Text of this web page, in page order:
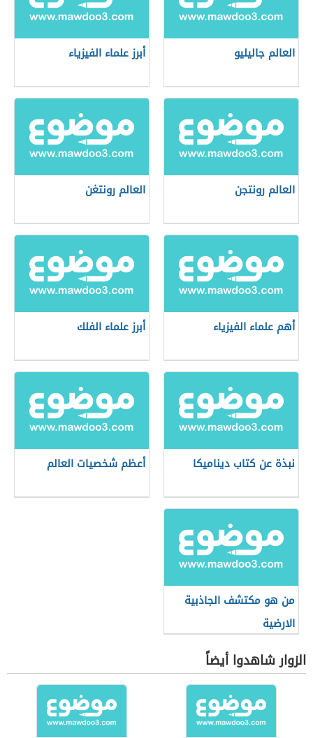
العالم جاليليو أبرز علماء الفيزياء
العالم رونتجن العالم رونتغن
أهم علماء الفيزياء أبرز علماء الفلك
نبذة عن كتاب ديناميكا أعظم شخصيات العالم
من هو مكتشف الجاذبية
الارضية
الزوار شاهدوا أيضاً